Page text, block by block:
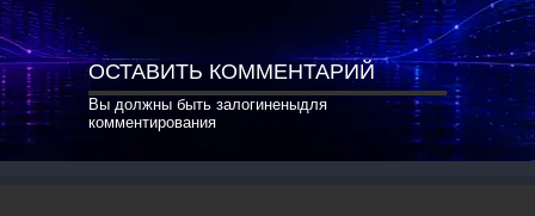
ОСТАВИТЬ КОММЕНТАРИЙ
Вы должны быть залогиненыдля
комментирования